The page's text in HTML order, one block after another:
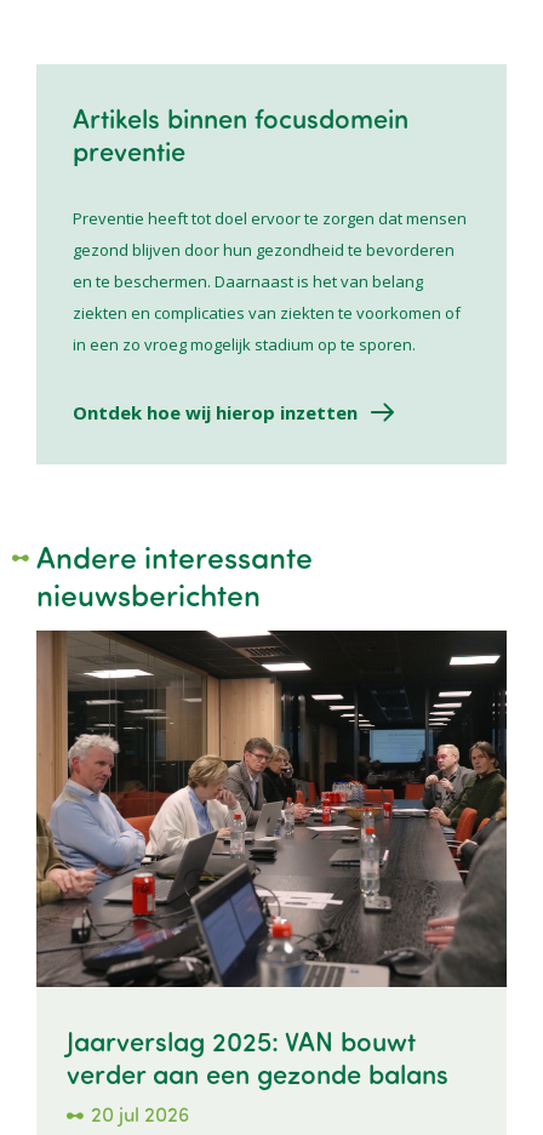
Artikels binnen focusdomein
preventie
Preventie heeft tot doel ervoor te zorgen dat mensen
gezond blijven door hun gezondheid te bevorderen
en te beschermen. Daarnaast is het van belang
ziekten en complicaties van ziekten te voorkomen of
in een zo vroeg mogelijk stadium op te sporen.
Ontdek hoe wij hierop inzetten
Andere interessante
nieuwsberichten
Jaarverslag 2025: VAN bouwt
verder aan een gezonde balans
20 jul 2026